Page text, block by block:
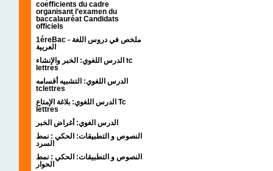
coefficients du cadre
organisant l’examen du
baccalauréat Candidats
officiels
1éreBac - ملخص في دروس اللغة
العربية
الدرس اللغوي: الخبر والإنشاء tc
lettres
الدرس اللغوي: التشبيه أقسامه
tclettres
الدرس اللغوي: بلاغة الإمتاع Tc
lettres
الدرس الغوي: أغراض الخبر
النصوص و التطبيقات: الحكي : نمط
السرد
النصوص و التطبيقات: الحكي : نمط
الحوار